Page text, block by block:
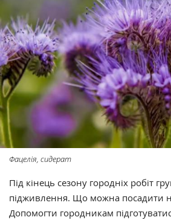
Фацелія, сидерат
Під кінець сезону городніх робіт
підживлення. Що можна посадити
Допомогти городникам